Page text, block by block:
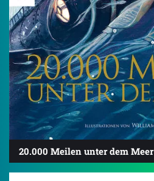
20.000 Meilen unter dem Meer